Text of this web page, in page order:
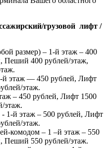
грузовой лифт /
размер) – 1-й этаж – 400
Пеший 400 рублей/этаж,
й этаж — 450 рублей, Лифт
этаж.
– 450 рублей, Лифт 1500
этаж.
- 1-й этаж – 500 рублей, Лифт
этаж.
комодом – 1 –й этаж – 550
Пеший 550 рублей/этаж.